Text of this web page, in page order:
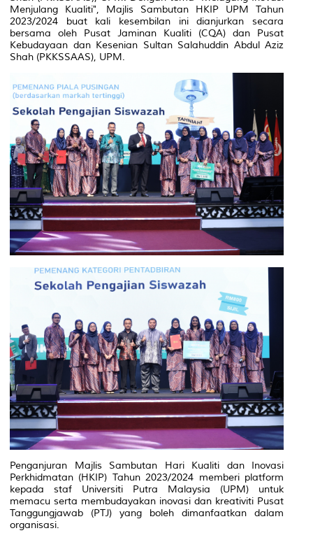
Menjulang Kualiti", Majlis Sambutan HKIP UPM Tahun
2023/2024 buat kali kesembilan ini dianjurkan secara
bersama oleh Pusat Jaminan Kualiti (CQA) dan Pusat
Kebudayaan dan Kesenian Sultan Salahuddin Abdul Aziz
Shah (PKKSSAAS), UPM.
Penganjuran Majlis Sambutan Hari Kualiti dan Inovasi
Perkhidmatan (HKIP) Tahun 2023/2024 memberi platform
kepada staf Universiti Putra Malaysia (UPM) untuk
memacu serta membudayakan inovasi dan kreativiti Pusat
Tanggungjawab (PTJ) yang boleh dimanfaatkan dalam
organisasi.